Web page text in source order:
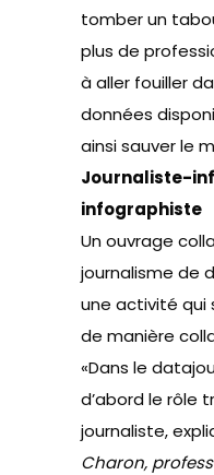
tomber un
plus de
à aller fouiller
données
ainsi sauver le
Journaliste-
infographiste
Un ouvrage
journalisme de
une activité qui
de manière
«Dans le
d’abord le rôle
journaliste,
Charon,